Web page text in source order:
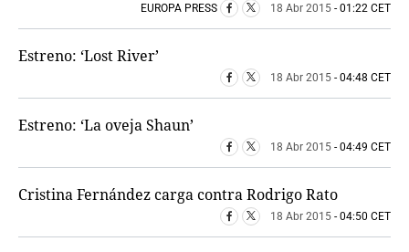
EUROPA PRESS 18 Abr 2015 - 01:22 CET
Estreno: ‘Lost River’
18 Abr 2015 - 04:48 CET
Estreno: ‘La oveja Shaun’
18 Abr 2015 - 04:49 CET
Cristina Fernández carga contra Rodrigo Rato
18 Abr 2015 - 04:50 CET